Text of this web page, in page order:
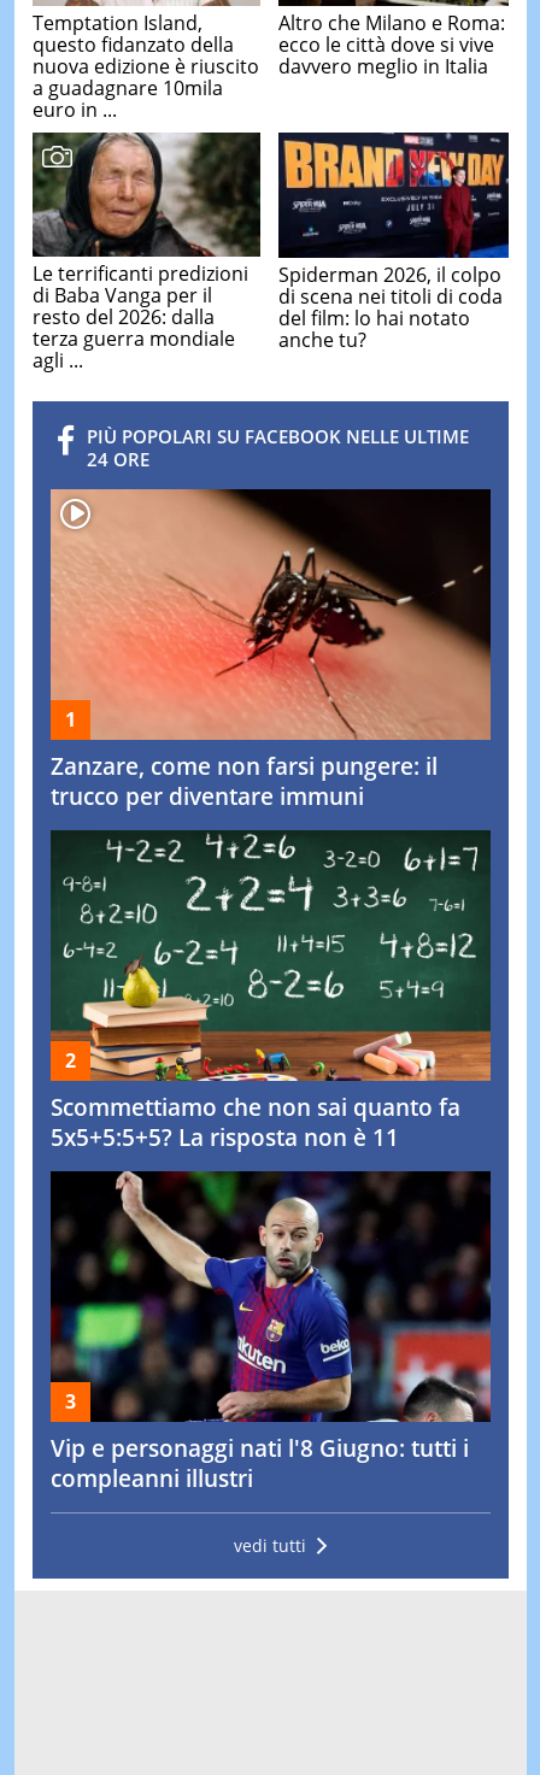
Temptation Island,
questo fidanzato della
nuova edizione è riuscito
a guadagnare 10mila
euro in ...
Altro che Milano e Roma:
ecco le città dove si vive
davvero meglio in Italia
Le terrificanti predizioni
di Baba Vanga per il
resto del 2026: dalla
terza guerra mondiale
agli ...
Spiderman 2026, il colpo
di scena nei titoli di coda
del film: lo hai notato
anche tu?
PIÙ POPOLARI SU FACEBOOK NELLE ULTIME
24 ORE
Zanzare, come non farsi pungere: il
trucco per diventare immuni
Scommettiamo che non sai quanto fa
5x5+5:5+5? La risposta non è 11
Vip e personaggi nati l'8 Giugno: tutti i
compleanni illustri
vedi tutti